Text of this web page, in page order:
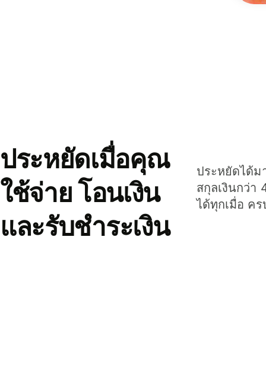
ประหยัดเมื่อคุณ
ใช้จ่าย โอนเงิน
และรับชำระเงิน
ประหยัดได้ม
สกุลเงินกว่า
ได้ทุกเมื่อ ค